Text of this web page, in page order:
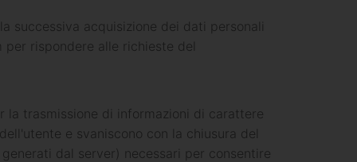
acquisizione dei dati personali
rispondere alle richieste del
la trasmissione di informazioni di carattere
e svaniscono con la chiusura del
dal server) necessari per consentire